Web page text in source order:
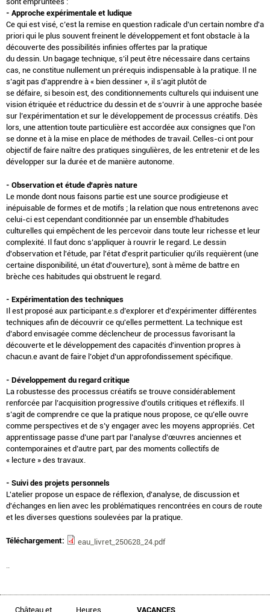
- Approche expérimentale et ludique
Ce qui est visé, c’est la remise en question radicale d’un certain nombre d'a
priori qui le plus souvent freinent le développement et font obstacle à la
découverte des possibilités infinies offertes par la pratique
du dessin. Un bagage technique, s’il peut être nécessaire dans certains
cas, ne constitue nullement un prérequis indispensable à la pratique. Il ne
s’agit pas d’apprendre à « bien dessiner », il s’agit plutôt de
se défaire, si besoin est, des conditionnements culturels qui induisent une
vision étriquée et réductrice du dessin et de s’ouvrir à une approche basée
sur l’expérimentation et sur le développement de processus créatifs. Dès
lors, une attention toute particulière est accordée aux consignes que l’on
se donne et à la mise en place de méthodes de travail. Celles-ci ont pour
objectif de faire naître des pratiques singulières, de les entretenir et de les
développer sur la durée et de manière autonome.
- Observation et étude d'après nature
Le monde dont nous faisons partie est une source prodigieuse et
inépuisable de formes et de motifs ; la relation que nous entretenons avec
celui-ci est cependant conditionnée par un ensemble d'habitudes
culturelles qui empêchent de les percevoir dans toute leur richesse et leur
complexité. Il faut donc s’appliquer à rouvrir le regard. Le dessin
d'observation et l'étude, par l'état d'esprit particulier qu'ils requièrent (une
certaine disponibilité, un état d'ouverture), sont à même de battre en
brèche ces habitudes qui obstruent le regard.
- Expérimentation des techniques
Il est proposé aux participant.e.s d’explorer et d'expérimenter différentes
techniques afin de découvrir ce qu'elles permettent. La technique est
d’abord envisagée comme déclencheur de processus favorisant la
découverte et le développement des capacités d'invention propres à
chacun.e avant de faire l’objet d’un approfondissement spécifique.
- Développement du regard critique
La robustesse des processus créatifs se trouve considérablement
renforcée par l’acquisition progressive d’outils critiques et réflexifs. Il
s’agit de comprendre ce que la pratique nous propose, ce qu’elle ouvre
comme perspectives et de s’y engager avec les moyens appropriés. Cet
apprentissage passe d’une part par l’analyse d’œuvres anciennes et
contemporaines et d’autre part, par des moments collectifs de
« lecture » des travaux.
- Suivi des projets personnels
L'atelier propose un espace de réflexion, d'analyse, de discussion et
d'échanges en lien avec les problématiques rencontrées en cours de route
et les diverses questions soulevées par la pratique.
Téléchargement: eau_livret_250628_24.pdf
Château et Heures VACANCES